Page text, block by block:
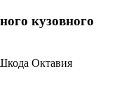
кузовного
Октавия